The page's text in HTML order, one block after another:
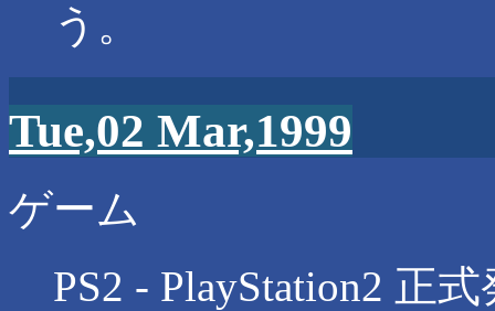
う。
Tue,02 Mar,1999
ゲーム
PS2 - PlayStation2 正